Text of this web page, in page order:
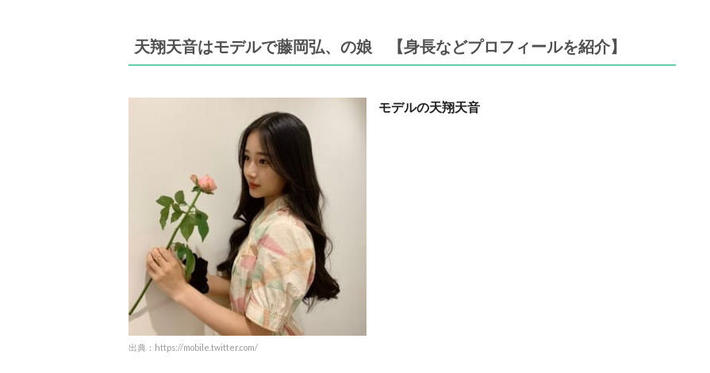
天翔天音はモデルで藤岡弘、の娘 【身長などプロフィールを紹介】
出典：https://mobile.twitter.com/
モデルの天翔天音